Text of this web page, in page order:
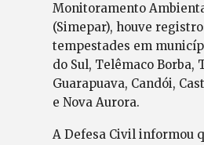
Monitoramento
(Simepar), houve
tempestades em
do Sul, Telêmaco Borba,
Guarapuava, Candói,
e Nova Aurora.
A Defesa Civil informou